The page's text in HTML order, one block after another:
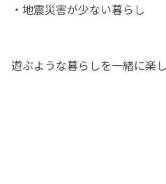
・地震災害が少ない暮らし
遊ぶような暮らしを一緒に楽